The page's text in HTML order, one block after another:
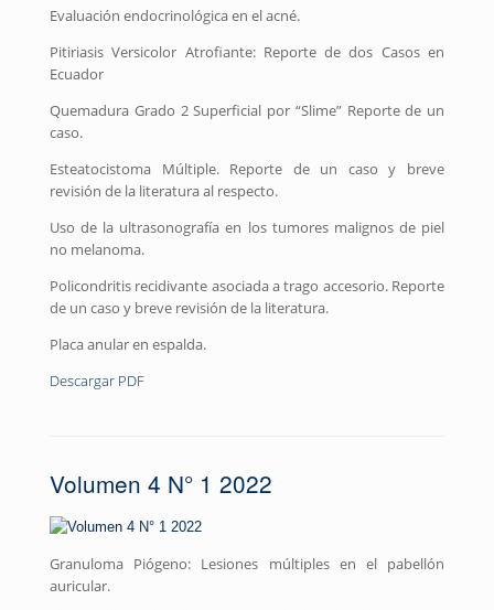
Evaluación endocrinológica en el acné.
Pitiriasis Versicolor Atrofiante: Reporte de dos Casos en
Ecuador
Quemadura Grado 2 Superficial por “Slime” Reporte de un
caso.
Esteatocistoma Múltiple. Reporte de un caso y breve
revisión de la literatura al respecto.
Uso de la ultrasonografía en los tumores malignos de piel
no melanoma.
Policondritis recidivante asociada a trago accesorio. Reporte
de un caso y breve revisión de la literatura.
Placa anular en espalda.
Descargar PDF
Volumen 4 N° 1 2022
Granuloma Piógeno: Lesiones múltiples en el pabellón
auricular.